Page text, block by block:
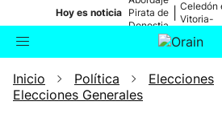
Hoy es noticia Pirata de
Donostia
Celedón
Vitoria-
Buscador Actualidad
Inicio Política
Elecciones
Elecciones Generales